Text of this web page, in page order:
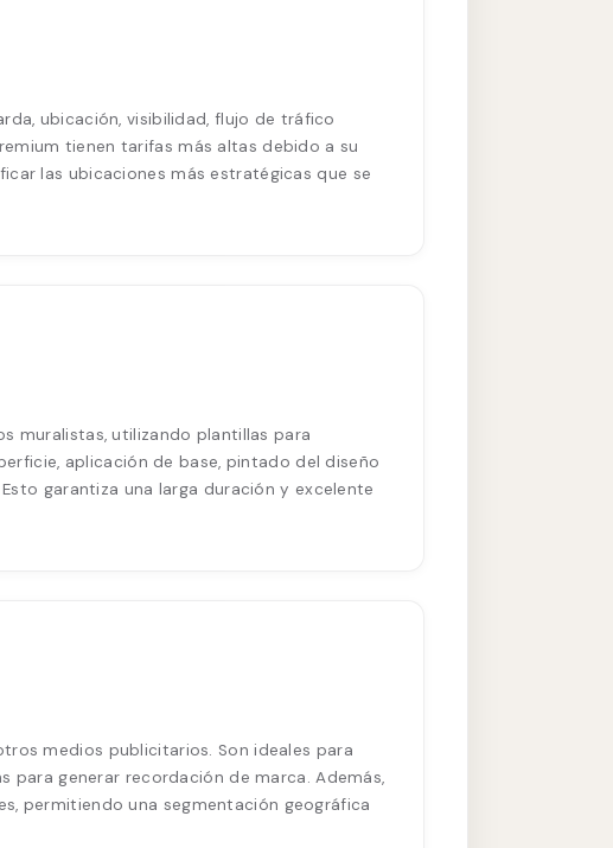
ubicación, visibilidad, flujo de tráfico
tienen tarifas más altas debido a su
las ubicaciones más estratégicas que se
muralistas, utilizando plantillas para
aplicación de base, pintado del diseño
garantiza una larga duración y excelente
medios publicitarios. Son ideales para
para generar recordación de marca. Además,
permitiendo una segmentación geográfica